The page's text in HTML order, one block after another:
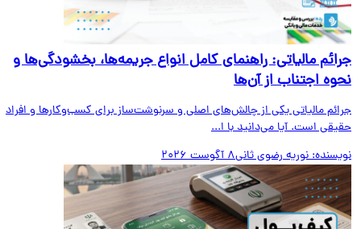
مالیاتی: راهنمای کامل انواع جریمه‌ها، بخشودگی‌ها و
اجتناب از آن‌ها
مالیاتی یکی از چالش‌های اصلی و سرنوشت‌ساز برای کسب‌وکارها و افراد
است. آیا می‌دانید با ا...
نوریه رضوی ثانی8 آگوست 2026